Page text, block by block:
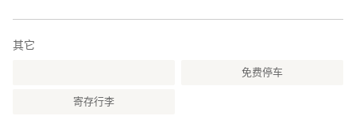
其它
免费停车
寄存行李